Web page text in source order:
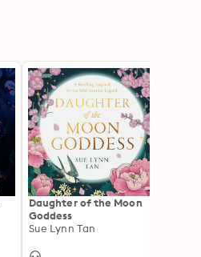
Daughter of the Moon
Goddess
Sue Lynn Tan